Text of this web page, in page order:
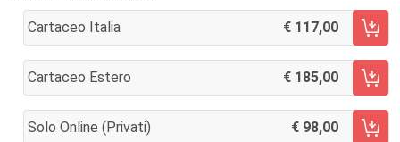
Cartaceo Italia 117,00
AGGIUNGI AL CARRELLO
Cartaceo Estero 185,00
AGGIUNGI AL CARRELLO
Solo Online (privati) 98,00
AGGIUNGI AL CARRELLO